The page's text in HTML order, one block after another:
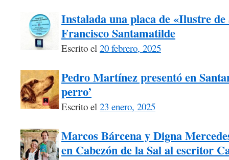
Instalada una placa de «Ilustre
Francisco Santamatilde
Escrito el 20 febrero, 2025
Pedro Martínez presentó en
perro’
Escrito el 23 enero, 2025
Marcos Bárcena y Digna
en Cabezón de la Sal al escritor